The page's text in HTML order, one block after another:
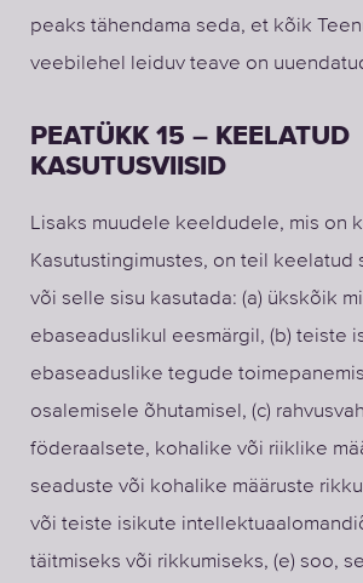
peaks tähendama seda, et kõik
veebilehel leiduv teave on
PEATÜKK 15 – KEELATUD
KASUTUSVIISID
Lisaks muudele keeldudele, mis on
Kasutustingimustes, on teil keelatud
või selle sisu kasutada: (a) ükskõik
ebaseaduslikul eesmärgil, (b) teiste
ebaseaduslike tegude
osalemisele õhutamisel, (c)
föderaalsete, kohalike või riiklike
seaduste või kohalike määruste
või teiste isikute
täitmiseks või rikkumiseks, (e) soo,